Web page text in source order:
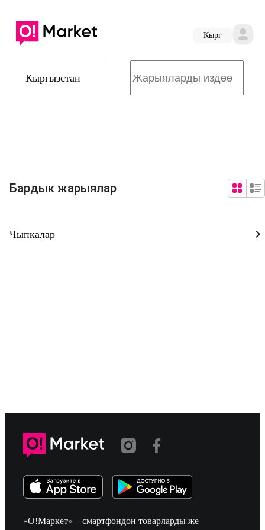
Кырг
Кыргызстан
Бардык жарыялар
Чыпкалар
«О!Маркет» – смартфондон товарларды же